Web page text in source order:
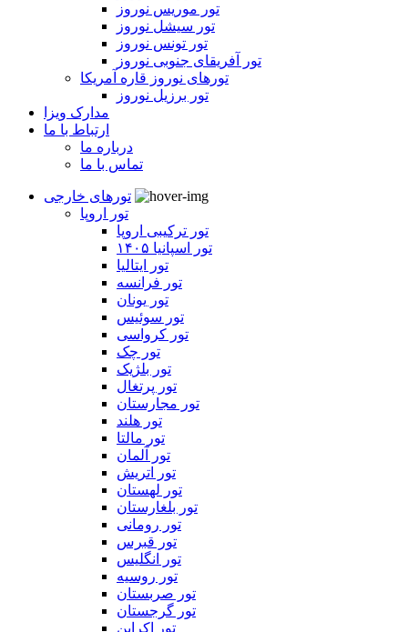
تور موریس نوروز
تور سیشل نوروز
تور تونس نوروز
تور آفریقای جنوبی نوروز
تورهای نوروز قاره آمریکا
تور برزیل نوروز
مدارک ویزا
ارتباط با ما
درباره ما
تماس با ما
تورهای خارجی
تور اروپا
تور ترکیبی اروپا
تور اسپانیا ۱۴۰۵
تور ایتالیا
تور فرانسه
تور یونان
تور سوئیس
تور کرواسی
تور چک
تور بلژیک
تور پرتغال
تور مجارستان
تور هلند
تور مالتا
تور آلمان
تور اتریش
تور لهستان
تور بلغارستان
تور رومانی
تور قبرس
تور انگلیس
تور روسیه
تور صربستان
تور گرجستان
تور اکراین